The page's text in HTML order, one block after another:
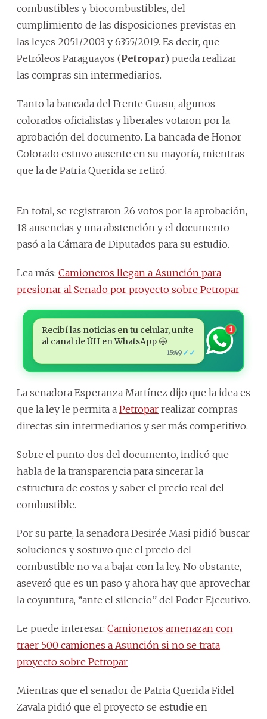
combustibles y biocombustibles, del
cumplimiento de las disposiciones previstas en
las leyes 2051/2003 y 6355/2019. Es decir, que
Petróleos Paraguayos (Petropar) pueda realizar
las compras sin intermediarios.
Tanto la bancada del Frente Guasu, algunos
colorados oficialistas y liberales votaron por la
aprobación del documento. La bancada de Honor
Colorado estuvo ausente en su mayoría, mientras
que la de Patria Querida se retiró.
En total, se registraron 26 votos por la aprobación,
18 ausencias y una abstención y el documento
pasó a la Cámara de Diputados para su estudio.
Lea más: Camioneros llegan a Asunción para
presionar al Senado por proyecto sobre Petropar
Recibí las noticias en tu celular, unite
al canal de ÚH en WhatsApp 🤩
15:49 ✓✓
1
La senadora Esperanza Martínez dijo que la idea es
que la ley le permita a Petropar realizar compras
directas sin intermediarios y ser más competitivo.
Sobre el punto dos del documento, indicó que
habla de la transparencia para sincerar la
estructura de costos y saber el precio real del
combustible.
Por su parte, la senadora Desirée Masi pidió buscar
soluciones y sostuvo que el precio del
combustible no va a bajar con la ley. No obstante,
aseveró que es un paso y ahora hay que aprovechar
la coyuntura, “ante el silencio” del Poder Ejecutivo.
Le puede interesar: Camioneros amenazan con
traer 500 camiones a Asunción si no se trata
proyecto sobre Petropar
Mientras que el senador de Patria Querida Fidel
Zavala pidió que el proyecto se estudie en